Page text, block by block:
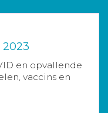
en opvallende
vaccins en